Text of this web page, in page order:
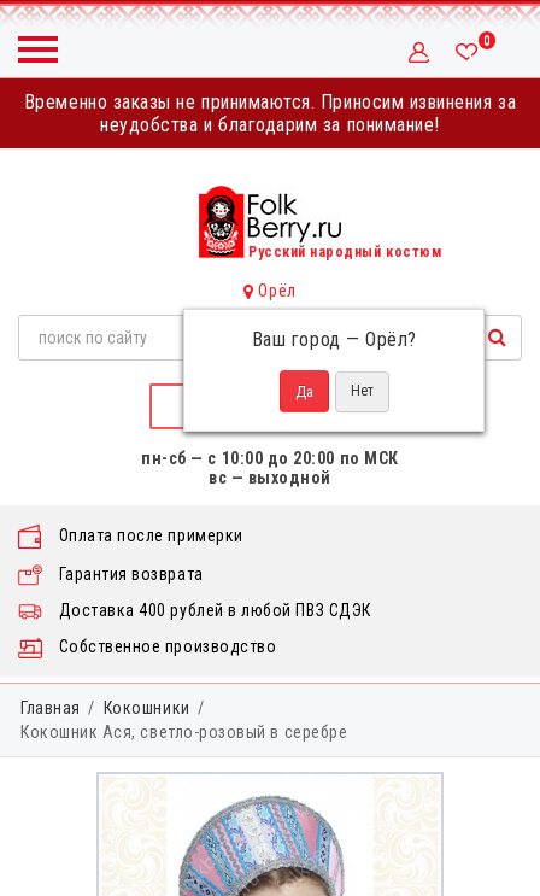
Временно заказы не принимаются. Приносим извинения за
неудобства и благодарим за понимание!
0
Русский народный костюм
Орёл
Ваш город —Орёл?
НАПИСАТЬ НАМ
пн-сб — с 10:00 до 20:00 по МСК
вс — выходной
Собственное производство
Оплата после примерки
Гарантия возврата
Доставка 400 рублей в любой ПВЗ СДЭК
Главная
Кокошники
Кокошник Ася, светло-розовый в серебре